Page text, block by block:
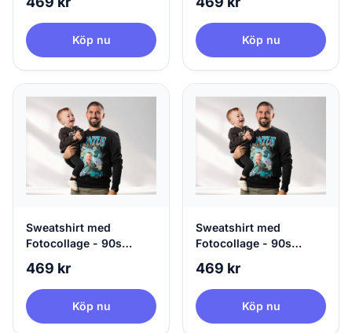
Köp nu Köp nu
Sweatshirt med
Fotocollage - 90s
469 kr
Köp nu
Sweatshirt med
Fotocollage - 90s
469 kr
Köp nu